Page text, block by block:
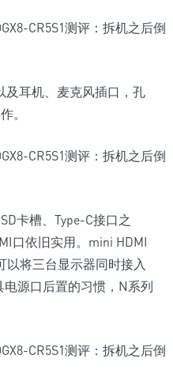
及耳机、麦克风插口，孔
。
卡槽、Type-C接口之
口依旧实用。mini HDMI
以将三台显示器同时接入
电源口后置的习惯，N系列